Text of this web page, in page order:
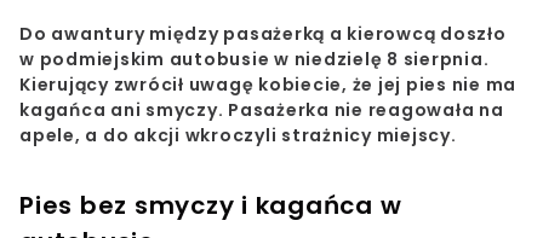
Do awantury między pasażerką a kierowcą doszło
w podmiejskim autobusie w niedzielę 8 sierpnia.
Kierujący zwrócił uwagę kobiecie, że jej pies nie ma
kagańca ani smyczy. Pasażerka nie reagowała na
apele, a do akcji wkroczyli strażnicy miejscy.
Pies bez smyczy i kagańca w